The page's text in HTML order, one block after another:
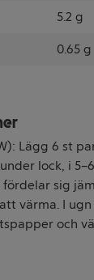
5.2 g
0.65 g
Lägg 6 st
lock, i
sig
värma. I
och